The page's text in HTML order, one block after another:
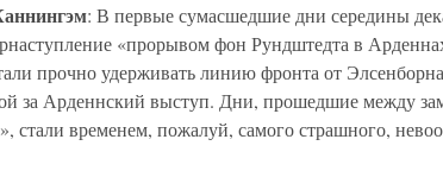
: В первые сумасшедшие дни середины
«прорывом фон Рундштедта в
прочно удерживать линию фронта от
за Арденнский выступ. Дни, прошедшие между
стали временем, пожалуй, самого страшного,